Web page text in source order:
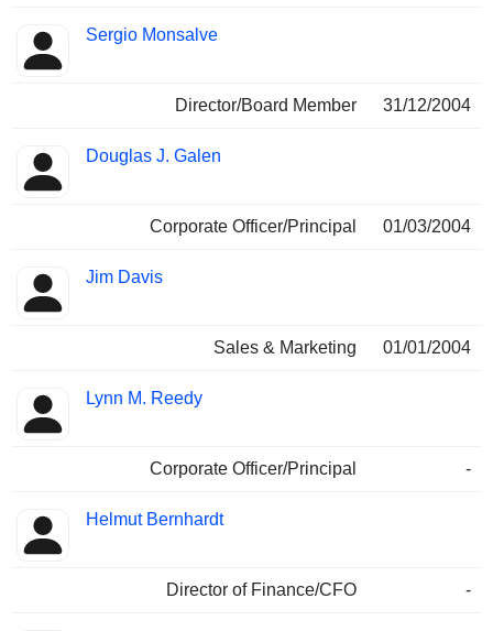
Sergio Monsalve
Director/Board Member 31/12/2004
Douglas J. Galen
Corporate Officer/Principal 01/03/2004
Jim Davis
Sales & Marketing 01/01/2004
Lynn M. Reedy
Corporate Officer/Principal -
Helmut Bernhardt
Director of Finance/CFO -